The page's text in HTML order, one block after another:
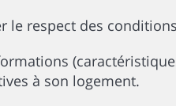
respect des
à son logement.